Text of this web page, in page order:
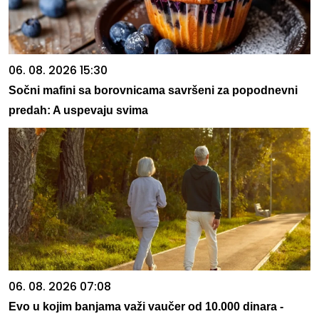
06. 08. 2026 15:30
Sočni mafini sa borovnicama savršeni za popodnevni
predah: A uspevaju svima
06. 08. 2026 07:08
Evo u kojim banjama važi vaučer od 10.000 dinara -